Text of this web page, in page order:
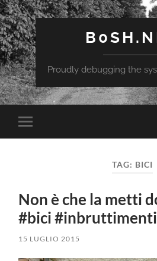
Proudly debugging the
Attiva/disattiva
il
TAG: BICI
Non è che la metti
#bici #inbruttimenti
15 LUGLIO 2015